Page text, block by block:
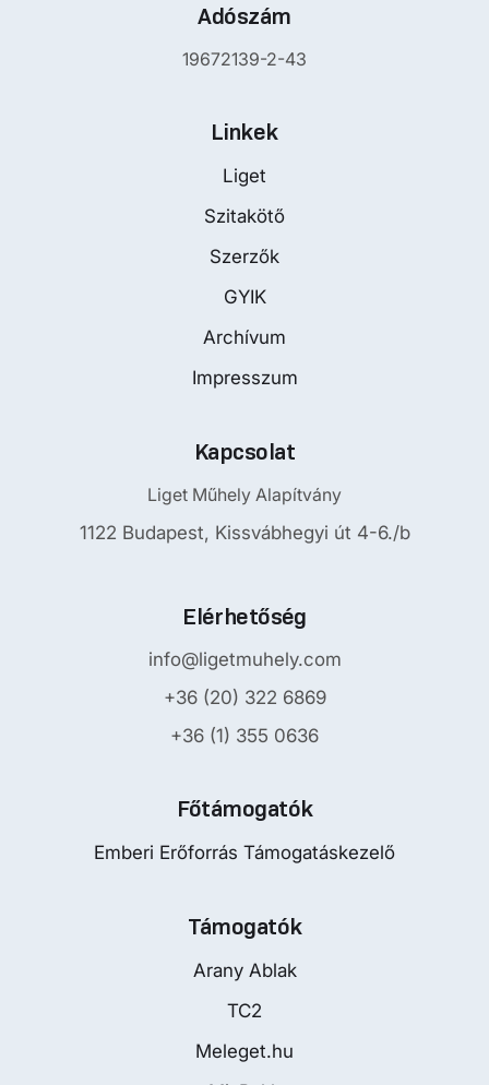
Adószám
19672139-2-43
Linkek
Liget
Szitakötő
Szerzők
GYIK
Archívum
Impresszum
Kapcsolat
Liget Műhely Alapítvány
1122 Budapest, Kissvábhegyi út 4-6./b
Elérhetőség
info@ligetmuhely.com
+36 (20) 322 6869
+36 (1) 355 0636
Főtámogatók
Emberi Erőforrás Támogatáskezelő
Támogatók
Arany Ablak
TC2
Meleget.hu